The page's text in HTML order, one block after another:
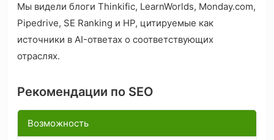
Мы видели блоги Thinkific, LearnWorlds, Monday.com,
Pipedrive, SE Ranking и HP, цитируемые как
источники в AI-ответах о соответствующих
отраслях.
Рекомендации по SEO
Возможность